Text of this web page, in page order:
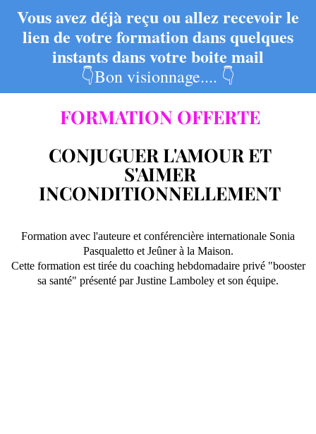
Vous avez déjà reçu ou allez recevoir le
lien de votre formation dans quelques
instants dans votre boite mail
👇Bon visionnage.... 👇
FORMATION OFFERTE
CONJUGUER L'AMOUR ET
S'AIMER
INCONDITIONNELLEMENT
Formation avec l'auteure et conférencière internationale Sonia
Pasqualetto et Jeûner à la Maison.
Cette formation est tirée du coaching hebdomadaire privé "booster
sa santé" présenté par Justine Lamboley et son équipe.